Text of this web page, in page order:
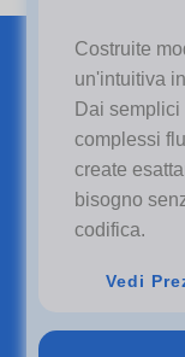
Costruite
un'intuitiva
Dai
complessi
create
bisogno
codifica.
Vedi